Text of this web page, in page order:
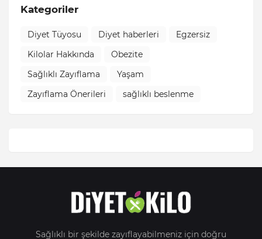
Kategoriler
Diyet Tüyosu Diyet haberleri
Egzersiz
Kilolar Hakkında
Obezite
Sağlıklı Zayıflama
Yaşam
Zayıflama Önerileri
sağlıklı beslenme
Sağlıklı bir şekilde zayıflayabilmeniz için doğru